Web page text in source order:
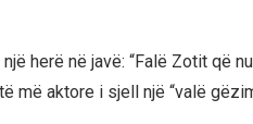
herë në javë: “Falë Zotit që
më aktore i sjell një “valë